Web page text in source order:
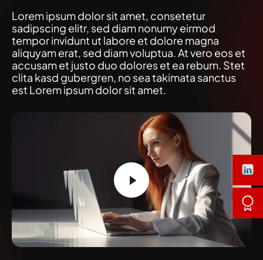
Lorem ipsum dolor sit amet, consetetur
sadipscing elitr, sed diam nonumy eirmod
tempor invidunt ut labore et dolore magna
aliquyam erat, sed diam voluptua. At vero eos et
accusam et justo duo dolores et ea rebum. Stet
clita kasd gubergren, no sea takimata sanctus
est Lorem ipsum dolor sit amet.